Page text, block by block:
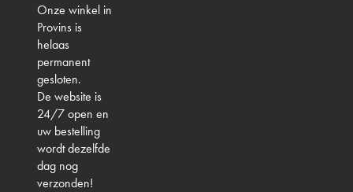
Onze winkel in
Provins is
helaas
permanent
gesloten.
De website is
24/7 open en
uw bestelling
wordt dezelfde
dag nog
verzonden!